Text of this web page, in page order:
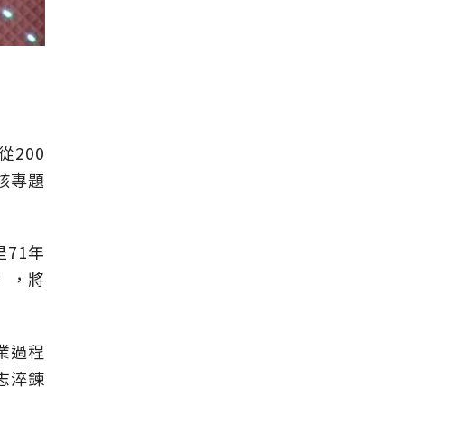
200
專題
71年
，將
過程
淬鍊